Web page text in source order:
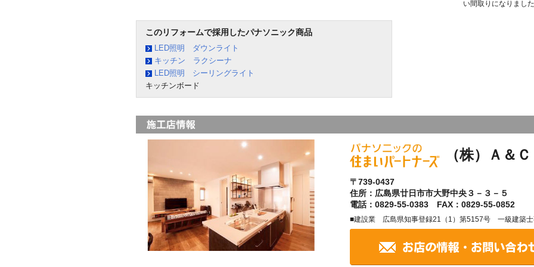
い間取りになりました
このリフォームで採用したパナソニック商品
LED照明 ダウンライト
キッチン ラクシーナ
LED照明 シーリングライト
キッチンボード
（株）Ａ＆Ｃ
〒739-0437
住所：広島県廿日市市大野中央３－３－５
電話：0829-55-0383 FAX：0829-55-0852
■建設業 広島県知事登録21（1）第5157号 一級建築士